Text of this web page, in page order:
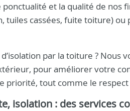
et la qualité de nos
tuiles cassées, fuite toiture)
par la toiture ? Nous
pour améliorer votre
priorité, tout comme le
isolation : des services